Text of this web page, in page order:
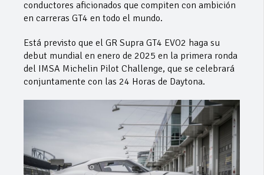
conductores aficionados que compiten con ambición
en carreras GT4 en todo el mundo.
Está previsto que el GR Supra GT4 EVO2 haga su
debut mundial en enero de 2025 en la primera ronda
del IMSA Michelin Pilot Challenge, que se celebrará
conjuntamente con las 24 Horas de Daytona.